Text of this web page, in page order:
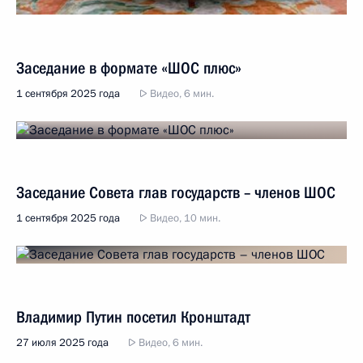
Заседание в формате «ШОС плюс»
1 сентября 2025 года Видео, 6 мин.
Заседание Совета глав государств – членов ШОС
1 сентября 2025 года Видео, 10 мин.
Владимир Путин посетил Кронштадт
27 июля 2025 года Видео, 6 мин.